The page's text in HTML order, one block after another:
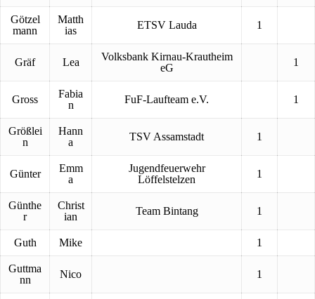
Götzel
mann
Matth
ias
ETSV Lauda 1
Gräf Lea
Volksbank Kirnau-Krautheim
eG
1
Gross
Fabia
n
FuF-Laufteam e.V. 1
Größlei
n
Hann
a
TSV Assamstadt 1
Günter
Emm
a
Jugendfeuerwehr
Löffelstelzen
1
Günthe
r
Christ
ian
Team Bintang 1
Guth Mike 1
Guttma
nn
Nico 1